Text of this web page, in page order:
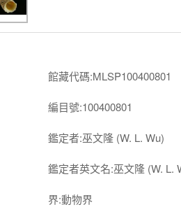
館藏代碼:MLSP100400801
編目號:100400801
鑑定者:巫文隆 (W. L. Wu)
鑑定者英文名:巫文隆 (W. L.
界:動物界